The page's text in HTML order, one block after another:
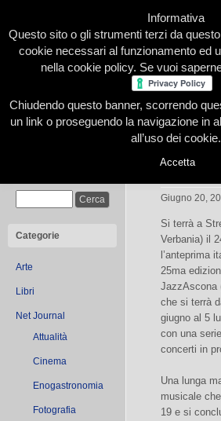
Home Presentazione Redazione
Categorie
Arte
Libri
Net Journal
Attualità
Cinema
Enogastronomia
Fotografia
Giugno 20,
Si terrà a
Verbania) il
l’anteprima
25ma
JazzAscona
che si terrà
giugno al 5
con una
concerti in
Una lunga
musicale
19 e si
Informativa
Questo sito o gli strumenti terzi da
cookie necessari al funzionamento ed
nella cookie policy. Se vuoi
Chiudendo questo banner, scorrendo
un link o proseguendo la navigazione in
all’uso dei cookie.
Accetta